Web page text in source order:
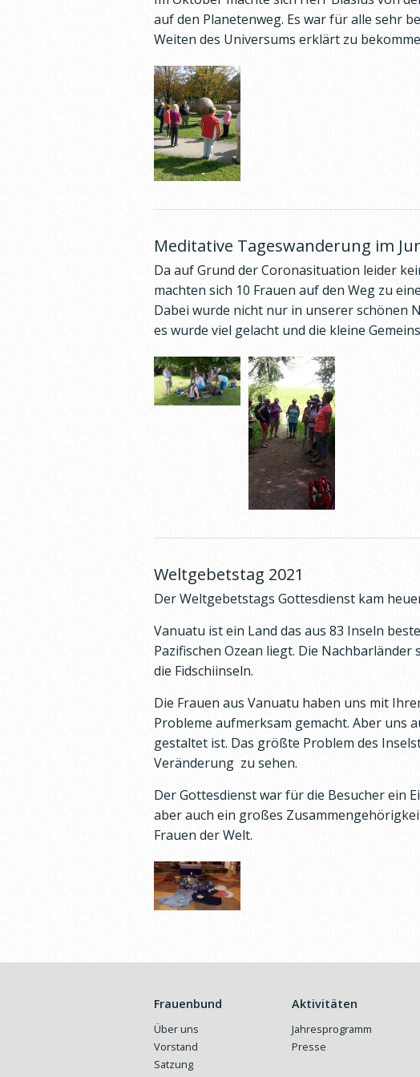
auf den Planetenweg. Es war für alle sehr
Weiten des Universums erklärt zu
Meditative Tageswanderung im
Da auf Grund der Coronasituation leider
machten sich 10 Frauen auf den Weg zu
Dabei wurde nicht nur in unserer schönen
es wurde viel gelacht und die kleine
Weltgebetstag 2021
Der Weltgebetstags Gottesdienst kam
Vanuatu ist ein Land das aus 83 Inseln
Pazifischen Ozean liegt. Die
die Fidschiinseln.
Die Frauen aus Vanuatu haben uns mit
Probleme aufmerksam gemacht. Aber uns
gestaltet ist. Das größte Problem des
Veränderung zu sehen.
Der Gottesdienst war für die Besucher ein
aber auch ein großes
Frauen der Welt.
Frauenbund
Über uns
Vorstand
Satzung
Aktivitäten
Jahresprogramm
Presse